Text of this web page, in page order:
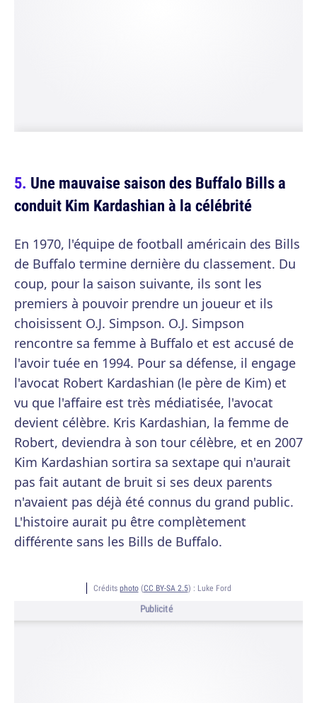
Une mauvaise saison des Buffalo Bills a
conduit Kim Kardashian à la célébrité
En 1970, l'équipe de football américain des Bills
de Buffalo termine dernière du classement. Du
coup, pour la saison suivante, ils sont les
premiers à pouvoir prendre un joueur et ils
choisissent O.J. Simpson. O.J. Simpson
rencontre sa femme à Buffalo et est accusé de
l'avoir tuée en 1994. Pour sa défense, il engage
l'avocat Robert Kardashian (le père de Kim) et
vu que l'affaire est très médiatisée, l'avocat
devient célèbre. Kris Kardashian, la femme de
Robert, deviendra à son tour célèbre, et en 2007
Kim Kardashian sortira sa sextape qui n'aurait
pas fait autant de bruit si ses deux parents
n'avaient pas déjà été connus du grand public.
L'histoire aurait pu être complètement
différente sans les Bills de Buffalo.
Crédits photo(CC BY-SA 2.5) : Luke Ford
Publicité